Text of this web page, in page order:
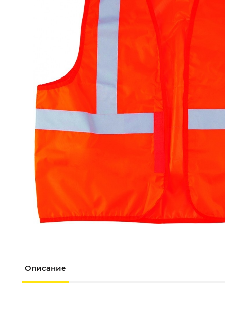
Описание